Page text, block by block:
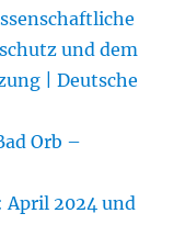
und dem
| Deutsche
Orb –
April 2024 und